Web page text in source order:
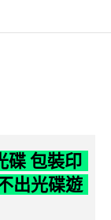
碟 包裝印
出光碟遊